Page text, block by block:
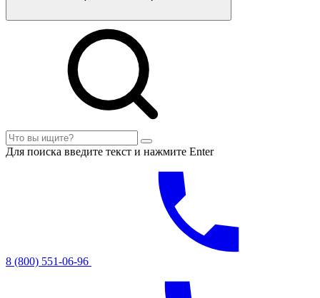
Для поиска введите текст и нажмите Enter
8 (800) 551-06-96